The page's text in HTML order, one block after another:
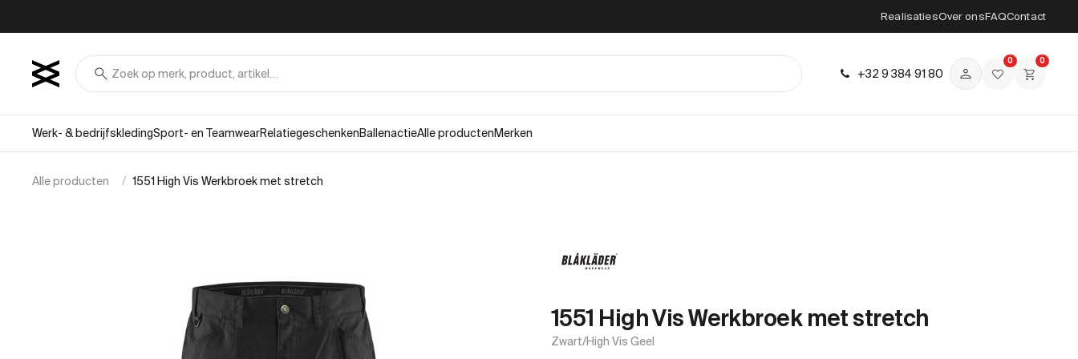
RealisatiesOver onsFAQContact
search
0
0
+32 9 384 91 80
Werk- & bedrijfskledingSport- en TeamwearRelatiegeschenkenBallenactieAlle productenMerken
Alle producten 1551 High Vis Werkbroek met stretch
1551 High Vis Werkbroek met stretch
Zwart/High Vis Geel